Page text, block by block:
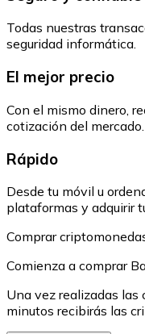
Todas nuestras
seguridad informática.
El mejor precio
Con el mismo dinero,
cotización del mercado.
Rápido
Desde tu móvil u
plataformas y adquirir
Comprar
Comienza a comprar
Una vez realizadas
minutos recibirás las